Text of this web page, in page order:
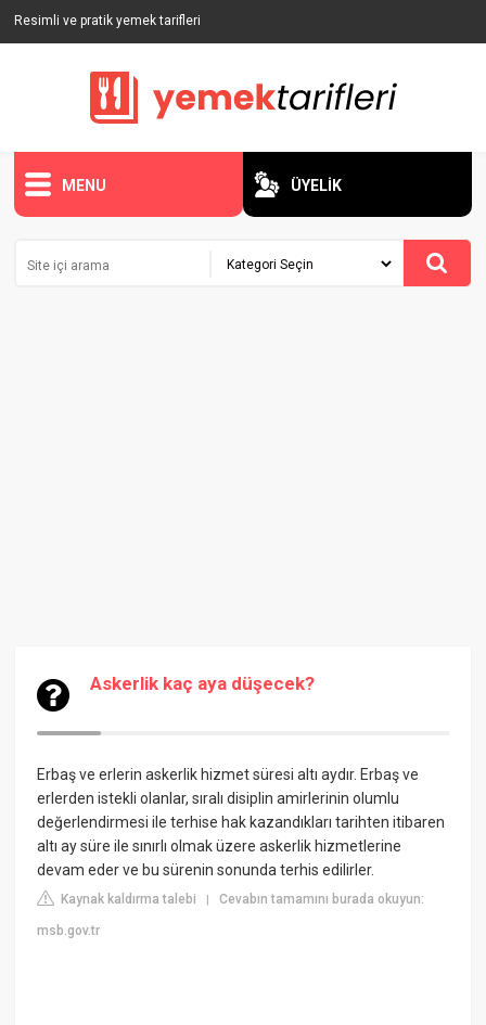
Resimli ve pratik yemek tarifleri
MENU ÜYELİK
Askerlik kaç aya düşecek?
Erbaş ve erlerin askerlik hizmet süresi altı aydır. Erbaş ve
erlerden istekli olanlar, sıralı disiplin amirlerinin olumlu
değerlendirmesi ile terhise hak kazandıkları tarihten itibaren
altı ay süre ile sınırlı olmak üzere askerlik hizmetlerine
devam eder ve bu sürenin sonunda terhis edilirler.
Kaynak kaldırma talebi |Cevabın tamamını burada okuyun:
msb.gov.tr